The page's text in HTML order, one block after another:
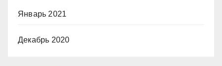
Январь 2021
Декабрь 2020